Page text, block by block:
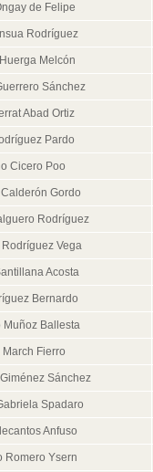
de Felipe
Rodríguez
Melcón
Sánchez
Abad Ortiz
Pardo
Cicero Poo
Gordo
Rodríguez
Rodríguez Vega
Acosta
Bernardo
Muñoz Ballesta
March Fierro
Sánchez
Spadaro
Anfuso
Romero Ysern